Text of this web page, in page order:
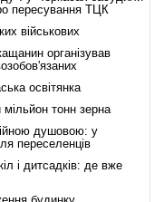
пересування ТЦК
військових
організував
освітянка
тонн зерна
душовою: у
переселенців
і дитсадків: де вже